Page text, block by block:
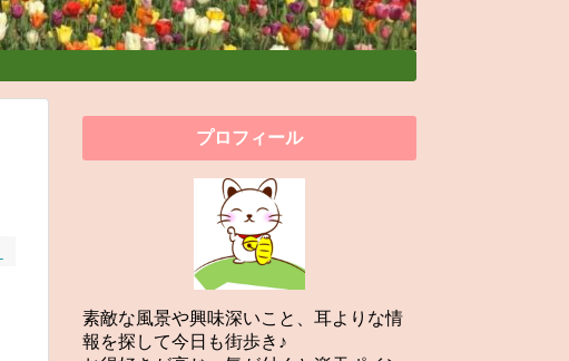
プロフィール
素敵な風景や興味深いこと、耳よりな情
報を探して今日も街歩き♪